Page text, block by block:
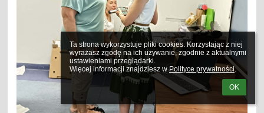
Ta strona wykorzystuje pliki cookies. Korzystając z niej
wyrażasz zgodę na ich używanie, zgodnie z aktualnymi
ustawieniami przeglądarki.
Więcej informacji znajdziesz w Polityce prywatności.
OK